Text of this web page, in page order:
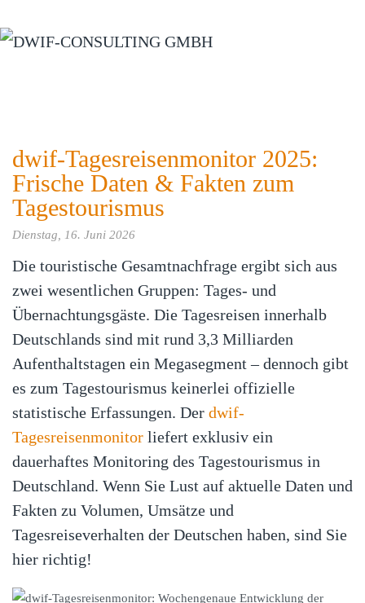
Zum Hauptinhalt springen
dwif-Tagesreisenmonitor 2025:
Frische Daten & Fakten zum
Tagestourismus
Dienstag, 16. Juni 2026
Die touristische Gesamtnachfrage ergibt sich aus
zwei wesentlichen Gruppen: Tages- und
Übernachtungsgäste. Die Tagesreisen innerhalb
Deutschlands sind mit rund 3,3 Milliarden
Aufenthaltstagen ein Megasegment – dennoch gibt
es zum Tagestourismus keinerlei offizielle
statistische Erfassungen. Der dwif-
Tagesreisenmonitor liefert exklusiv ein
dauerhaftes Monitoring des Tagestourismus in
Deutschland. Wenn Sie Lust auf aktuelle Daten und
Fakten zu Volumen, Umsätze und
Tagesreiseverhalten der Deutschen haben, sind Sie
hier richtig!